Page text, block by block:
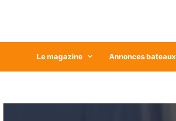
Le magazine Annonces bateaux